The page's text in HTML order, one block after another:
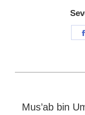
Mus’ab bin